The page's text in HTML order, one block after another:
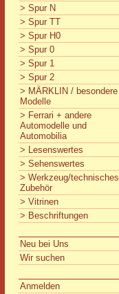
> Spur N
> Spur TT
> Spur H0
> Spur 0
> Spur 1
> Spur 2
> MÄRKLIN / besondere
Modelle
> Ferrari + andere
Automodelle und
Automobilia
> Lesenswertes
> Sehenswertes
> Werkzeug/technisches
Zubehör
> Vitrinen
> Beschriftungen
Neu bei Uns
Wir suchen
Anmelden